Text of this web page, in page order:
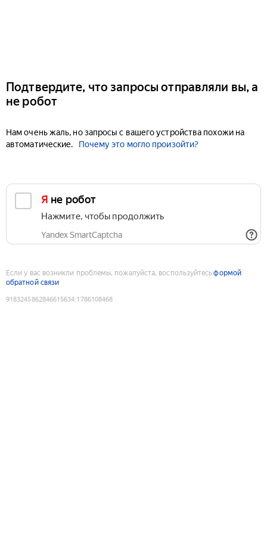
Подтвердите, что запросы отправляли вы, а
не робот
Нам очень жаль, но запросы с вашего устройства похожи на
автоматические.
Почему это могло произойти?
Я не робот
Нажмите, чтобы продолжить
Yandex SmartCaptcha
Если у вас возникли проблемы, пожалуйста, воспользуйтесьформой
обратной связи
9183245862846615634:1786108468